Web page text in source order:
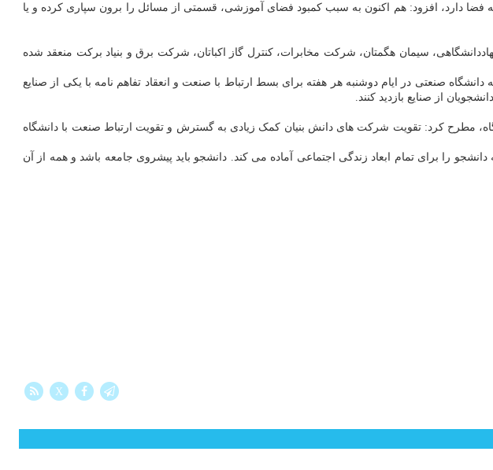
فضا دارد، افزود: هم اکنون به سبب کمبود فضای آموزشی، قسمتی از مسائل را برون سپاری کرده و یا
سیمان هگمتان، شرکت مخابرات، کنترل گاز اکباتان، شرکت برق و بنیاد برکت منعقد شده
صنعتی در ایام دوشنبه هر هفته برای بسط ارتباط با صنعت و انعقاد تفاهم نامه با یکی از صنایع
از صنایع بازدید کنند.
۲۸ تیم نوآور در مرکز خلاقیت و نوآوری این دانشگاه، مطرح کرد: تقویت شرکت های دانش بنیان کمک زیادی به گسترش و تقویت ارتباط صنعت با دانشگاه
را برای تمام ابعاد زندگی اجتماعی آماده می کند. دانشجو باید پیشروی جامعه باشد و همه از آن
X